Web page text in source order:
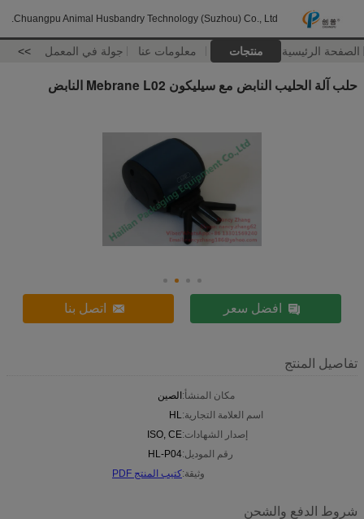
Chuangpu Animal Husbandry Technology (Suzhou) Co., Ltd.
الصفحة الرئيسية منتجات معلومات عنا جولة في المعمل >>
حلب آلة الحليب النابض مع سيليكون Mebrane L02 النابض
افضل سعر اتصل بنا
تفاصيل المنتج
مكان المنشأ:الصين
اسم العلامة التجارية:HL
إصدار الشهادات:ISO, CE
رقم الموديل:HL-P04
وثيقة:كتيب المنتج PDF
شروط الدفع والشحن